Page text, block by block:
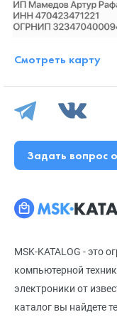
MSK-KATALOG - это
компьютерной
электроники от
каталог вы найдете
Смотреть карту
Задать вопрос